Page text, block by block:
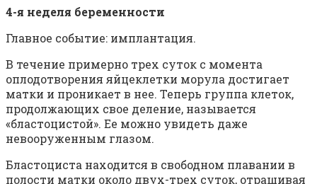
4-я неделя беременности
Главное событие: имплантация.
В течение примерно трех суток с момента
оплодотворения яйцеклетки морула достигает
матки и проникает в нее. Теперь группа клеток,
продолжающих свое деление, называется
«бластоцистой». Ее можно увидеть даже
невооруженным глазом.
Бластоциста находится в свободном плавании в
полости матки около двух-трех суток, отращивая